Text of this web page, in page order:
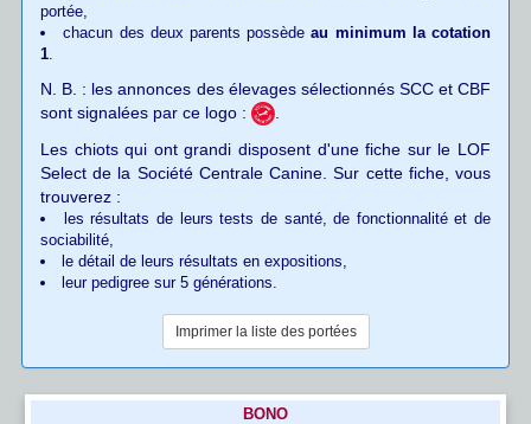
portée
chacun des deux parents possèdeau minimum la cotation
1
N. B. : les annonces des élevages sélectionnés SCC et CBF
sont signalées par ce logo :
Les chiots qui ont grandi disposent d'une fiche sur le LOF
Select de la Société Centrale Canine. Sur cette fiche, vous
trouverez :
les résultats de leurs tests de santé, de fonctionnalité et de
sociabilité,
le détail de leurs résultats en expositions,
leur pedigree sur 5 générations.
Imprimer la liste des portées
BONO